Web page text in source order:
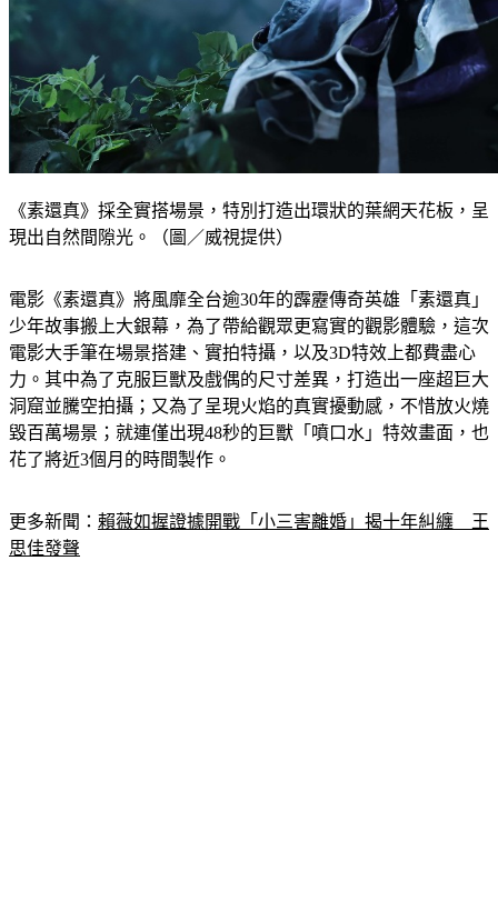
《素還真》採全實搭場景，特別打造出環狀的葉網天花板，呈
電影《素還真》將風靡全台逾30年的霹靂傳奇英雄「素還真」
少年故事搬上大銀幕，為了帶給觀眾更寫實的觀影體驗，這次
電影大手筆在場景搭建、實拍特攝，以及3D特效上都費盡心
力。其中為了克服巨獸及戲偶的尺寸差異，打造出一座超巨大
洞窟並騰空拍攝；又為了呈現火焰的真實擾動感，不惜放火燒
毀百萬場景；就連僅出現48秒的巨獸「噴口水」特效畫面，也
更多新聞：